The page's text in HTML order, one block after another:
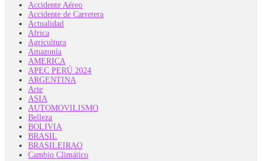
Accidente Aéreo
Accidente de Carretera
Actualidad
Africa
Agricultura
Amazonía
AMERICA
APEC PERÚ 2024
ARGENTINA
Arte
ASIA
AUTOMOVILISMO
Belleza
BOLIVIA
BRASIL
BRASILEIRAO
Cambio Climático